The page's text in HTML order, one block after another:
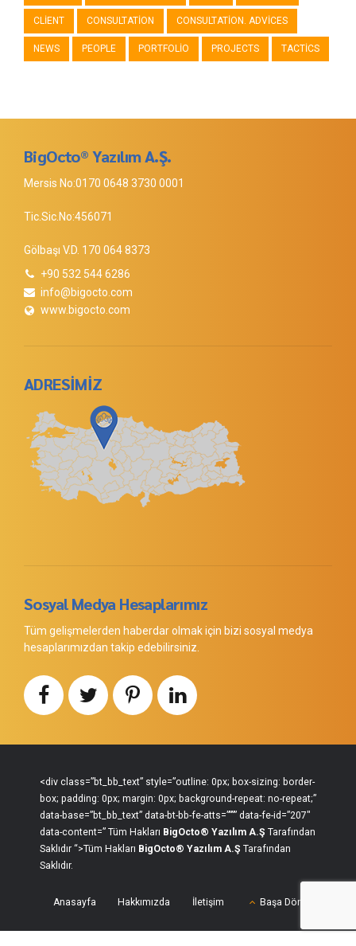
CLIENT CONSULTATION CONSULTATION. ADVICES
NEWS PEOPLE PORTFOLIO PROJECTS TACTICS
BigOcto® Yazılım A.Ş.
Mersis No:0170 0648 3730 0001
Tic.Sic.No:456071
Gölbaşı V.D. 170 064 8373
+90 532 544 6286
info@bigocto.com
www.bigocto.com
ADRESİMİZ
Sosyal Medya Hesaplarımız
Tüm gelişmelerden haberdar olmak için bizi sosyal medya
hesaplarımızdan takip edebilirsiniz.
<div class=”bt_bb_text” style=”outline: 0px; box-sizing: border-
box; padding: 0px; margin: 0px; background-repeat: no-repeat;”
data-base=”bt_bb_text” data-bt-bb-fe-atts=”””” data-fe-id=”207″
data-content=” Tüm Hakları BigOcto® Yazılım A.Ş Tarafından
Saklıdır “>Tüm Hakları BigOcto® Yazılım A.Ş Tarafından
Saklıdır.
Anasayfa Hakkımızda İletişim Başa Dön